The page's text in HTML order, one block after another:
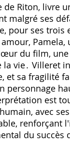
de Riton‚
malgré ses
pour ses
du film‚
vie․ Villeret
et sa
personnage
est
avec
du succès